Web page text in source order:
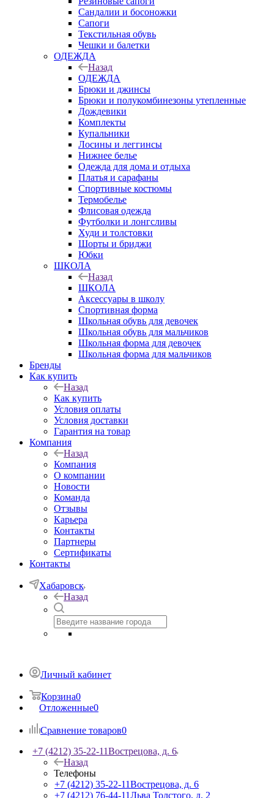
Сандалии и босоножки
Сапоги
Текстильная обувь
Чешки и балетки
ОДЕЖДА
Назад
ОДЕЖДА
Брюки и джинсы
Брюки и полукомбинезоны утепленные
Дождевики
Комплекты
Купальники
Лосины и леггинсы
Нижнее белье
Одежда для дома и отдыха
Платья и сарафаны
Спортивные костюмы
Термобелье
Флисовая одежда
Футболки и лонгсливы
Худи и толстовки
Шорты и бриджи
Юбки
ШКОЛА
Назад
ШКОЛА
Аксессуары в школу
Спортивная форма
Школьная обувь для девочек
Школьная обувь для мальчиков
Школьная форма для девочек
Школьная форма для мальчиков
Бренды
Как купить
Назад
Как купить
Условия оплаты
Условия доставки
Гарантия на товар
Компания
Назад
Компания
О компании
Новости
Команда
Отзывы
Карьера
Контакты
Партнеры
Сертификаты
Контакты
Хабаровск
Назад
Личный кабинет
Корзина0
Отложенные0
Сравнение товаров0
+7 (4212) 35-22-11Вострецова, д. 6
Назад
Телефоны
+7 (4212) 35-22-11Вострецова, д. 6
+7 (4212) 76-44-11Льва Толстого, д. 2